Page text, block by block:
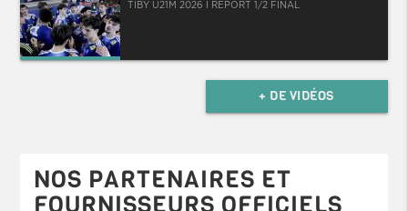
TIBY U21M 2026 I REPORT 1/2 FINAL
+ DE VIDÉOS
NOS PARTENAIRES ET